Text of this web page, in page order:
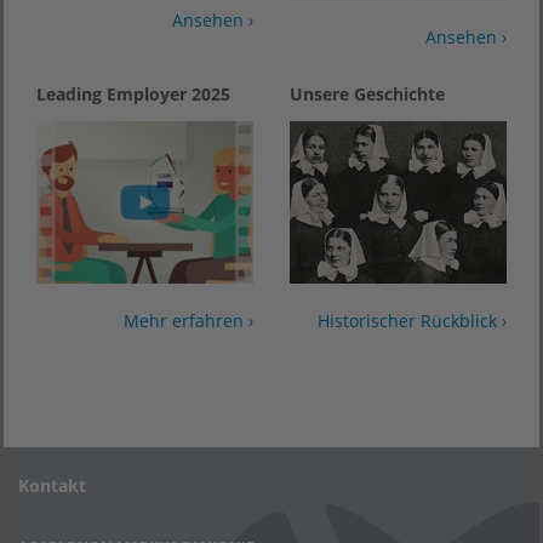
Ansehen ›
Ansehen ›
Leading Employer 2025
Mehr erfahren ›
Unsere Geschichte
Historischer Rückblick ›
Kontakt